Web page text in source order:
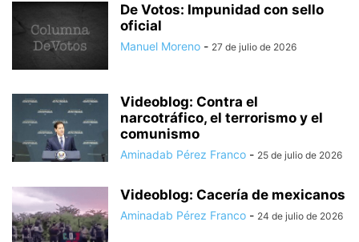
De Votos: Impunidad con sello
oficial
Manuel Moreno - 27 de julio de 2026
Videoblog: Contra el
narcotráfico, el terrorismo y el
comunismo
Aminadab Pérez Franco - 25 de julio de 2026
Videoblog: Cacería de mexicanos
Aminadab Pérez Franco - 24 de julio de 2026